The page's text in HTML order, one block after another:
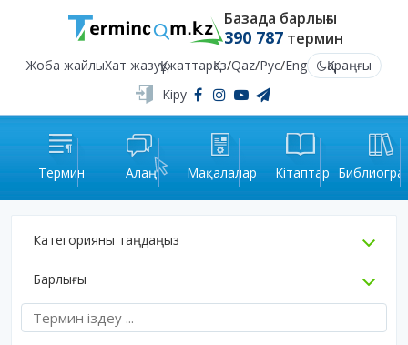
Базада барлығы
390 787термин
Жоба жайлыХат жазуҚұжаттарҚаз/Qaz/Рус/Eng
Қараңғы
Кіру
Термин Алаң Мақалалар Кітаптар
Категорияны таңдаңыз
Барлығы